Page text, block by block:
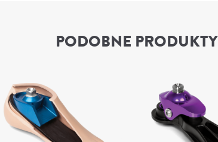
PODOBNE PRODUKTY